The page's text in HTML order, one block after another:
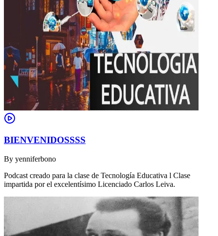
BIENVENIDOSSSS
By yenniferbono
Podcast creado para la clase de Tecnología Educativa l Clase
impartida por el excelentísimo Licenciado Carlos Leiva.